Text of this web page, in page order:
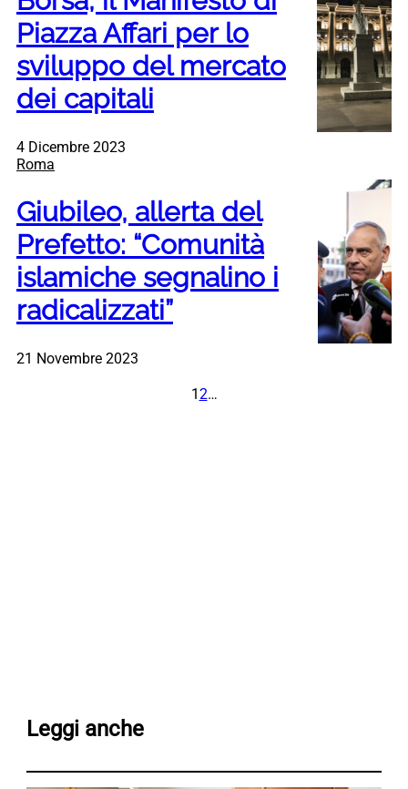
Piazza Affari per lo
sviluppo del mercato
dei capitali
4 Dicembre 2023
Roma
Giubileo, allerta del
Prefetto: “Comunità
islamiche segnalino i
radicalizzati”
21 Novembre 2023
12…
Leggi anche